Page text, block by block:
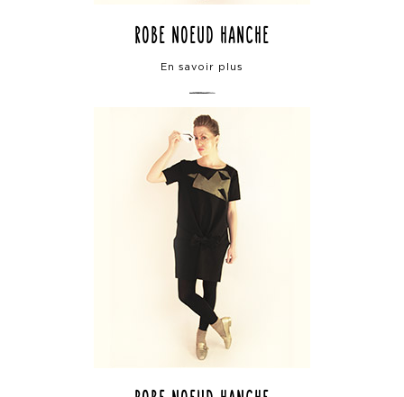
robe noeud hanche
En savoir plus